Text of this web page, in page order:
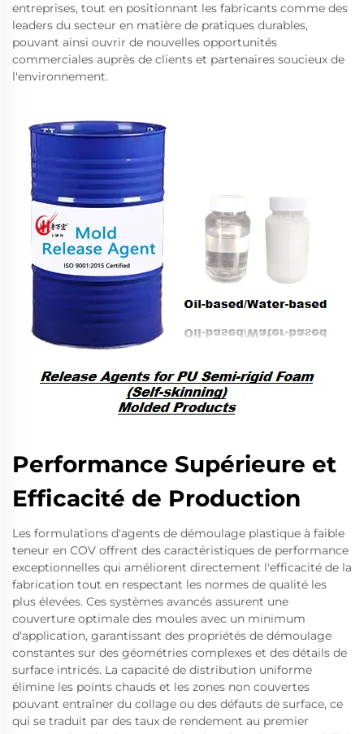
entreprises, tout en positionnant les fabricants comme des
leaders du secteur en matière de pratiques durables,
pouvant ainsi ouvrir de nouvelles opportunités
commerciales auprès de clients et partenaires soucieux de
l'environnement.
Performance Supérieure et
Efficacité de Production
Les formulations d'agents de démoulage plastique à faible
teneur en COV offrent des caractéristiques de performance
exceptionnelles qui améliorent directement l'efficacité de la
fabrication tout en respectant les normes de qualité les
plus élevées. Ces systèmes avancés assurent une
couverture optimale des moules avec un minimum
d'application, garantissant des propriétés de démoulage
constantes sur des géométries complexes et des détails de
surface intricés. La capacité de distribution uniforme
élimine les points chauds et les zones non couvertes
pouvant entraîner du collage ou des défauts de surface, ce
qui se traduit par des taux de rendement au premier